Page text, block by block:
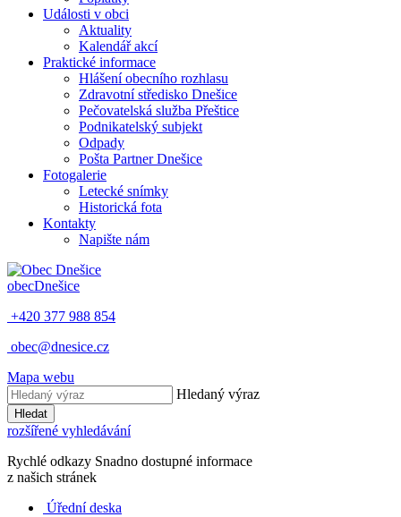
Události v obci
Aktuality
Kalendář akcí
Praktické informace
Hlášení obecního rozhlasu
Zdravotní středisko Dnešice
Pečovatelská služba Přeštice
Podnikatelský subjekt
Odpady
Pošta Partner Dnešice
Fotogalerie
Letecké snímky
Historická fota
Kontakty
Napište nám
obecDnešice
+420 377 988 854
obec@dnesice.cz
Mapa webu
Hledaný výraz
Hledat
rozšířené vyhledávání
Rychlé odkazy Snadno dostupné informace
z našich stránek
Úřední deska